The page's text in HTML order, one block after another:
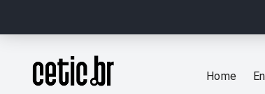
Página inicial
Home